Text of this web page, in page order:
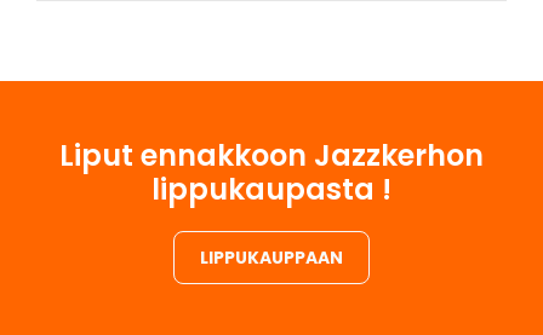
Liput ennakkoon Jazzkerhon
lippukaupasta !
LIPPUKAUPPAAN